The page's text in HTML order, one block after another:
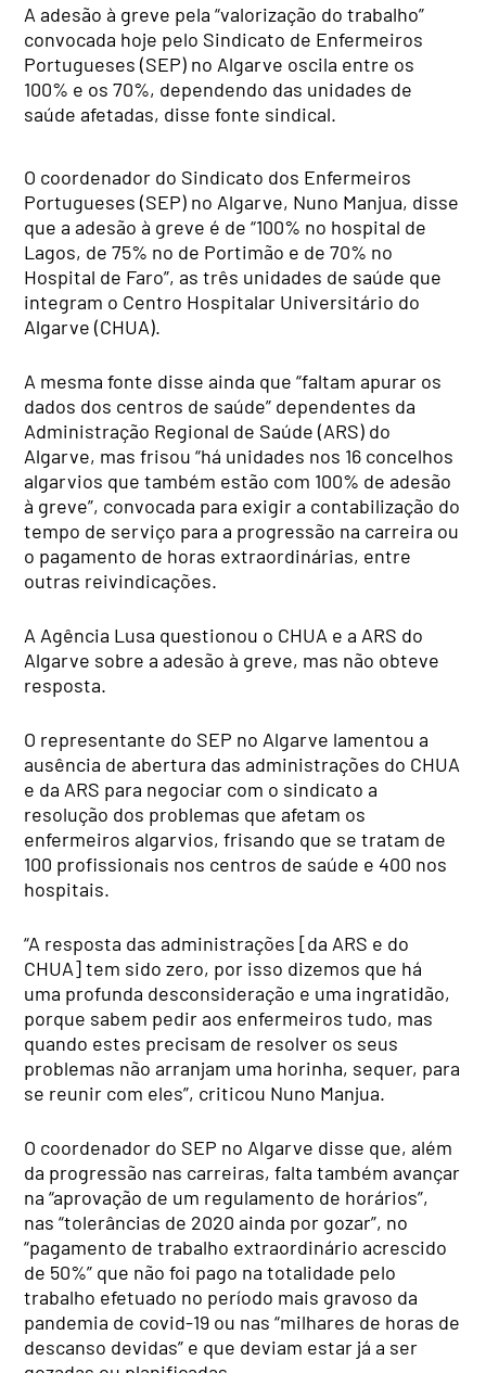
A adesão à greve pela “valorização do trabalho”
convocada hoje pelo Sindicato de Enfermeiros
Portugueses (SEP) no Algarve oscila entre os
100% e os 70%, dependendo das unidades de
saúde afetadas, disse fonte sindical.
O coordenador do Sindicato dos Enfermeiros
Portugueses (SEP) no Algarve, Nuno Manjua, disse
que a adesão à greve é de “100% no hospital de
Lagos, de 75% no de Portimão e de 70% no
Hospital de Faro”, as três unidades de saúde que
integram o Centro Hospitalar Universitário do
Algarve (CHUA).
A mesma fonte disse ainda que “faltam apurar os
dados dos centros de saúde” dependentes da
Administração Regional de Saúde (ARS) do
Algarve, mas frisou “há unidades nos 16 concelhos
algarvios que também estão com 100% de adesão
à greve”, convocada para exigir a contabilização do
tempo de serviço para a progressão na carreira ou
o pagamento de horas extraordinárias, entre
outras reivindicações.
A Agência Lusa questionou o CHUA e a ARS do
Algarve sobre a adesão à greve, mas não obteve
resposta.
O representante do SEP no Algarve lamentou a
ausência de abertura das administrações do CHUA
e da ARS para negociar com o sindicato a
resolução dos problemas que afetam os
enfermeiros algarvios, frisando que se tratam de
100 profissionais nos centros de saúde e 400 nos
hospitais.
“A resposta das administrações [da ARS e do
CHUA] tem sido zero, por isso dizemos que há
uma profunda desconsideração e uma ingratidão,
porque sabem pedir aos enfermeiros tudo, mas
quando estes precisam de resolver os seus
problemas não arranjam uma horinha, sequer, para
se reunir com eles”, criticou Nuno Manjua.
O coordenador do SEP no Algarve disse que, além
da progressão nas carreiras, falta também avançar
na “aprovação de um regulamento de horários”,
nas “tolerâncias de 2020 ainda por gozar”, no
“pagamento de trabalho extraordinário acrescido
de 50%” que não foi pago na totalidade pelo
trabalho efetuado no período mais gravoso da
pandemia de covid-19 ou nas “milhares de horas de
descanso devidas” e que deviam estar já a ser